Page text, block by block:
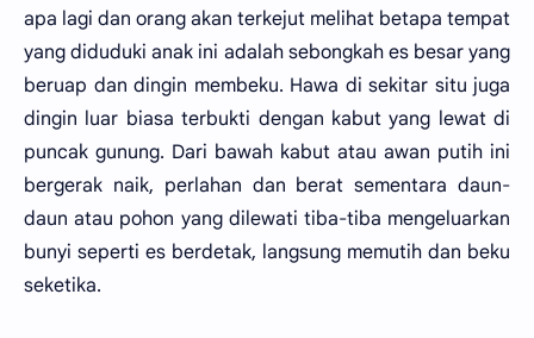
apa lagi dan orang akan terkejut melihat betapa tempat
yang diduduki anak ini adalah sebongkah es besar yang
beruap dan dingin membeku. Hawa di sekitar situ juga
dingin luar biasa terbukti dengan kabut yang lewat di
puncak gunung. Dari bawah kabut atau awan putih ini
bergerak naik, perlahan dan berat sementara daun-
daun atau pohon yang dilewati tiba-tiba mengeluarkan
bunyi seperti es berdetak, langsung memutih dan beku
seketika.